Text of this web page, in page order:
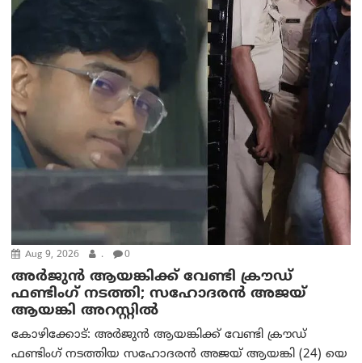
Aug 9, 2026 . 0
അർജുൻ ആയങ്കിക്ക് വേണ്ടി ക്രൗഡ്
ഫണ്ടിംഗ് നടത്തി; സഹോദരന്‍ അജയ്
ആയങ്കി അറസ്റ്റിൽ
കോഴിക്കോട്: അർജുൻ ആയങ്കിക്ക് വേണ്ടി ക്രൗഡ്
ഫണ്ടിംഗ് നടത്തിയ സഹോദരന്‍ അജയ് ആയങ്കി (24) യെ